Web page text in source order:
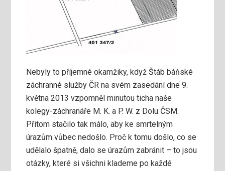
Nebyly to příjemné okamžiky, když Štáb báňské
záchranné služby ČR na svém zasedání dne 9.
května 2013 vzpomněl minutou ticha naše
kolegy-záchranáře M. K. a P. W. z Dolu ČSM.
Přitom stačilo tak málo, aby ke smrtelným
úrazům vůbec nedošlo. Proč k tomu došlo, co se
udělalo špatně, dalo se úrazům zabránit – to jsou
otázky, které si všichni klademe po každé